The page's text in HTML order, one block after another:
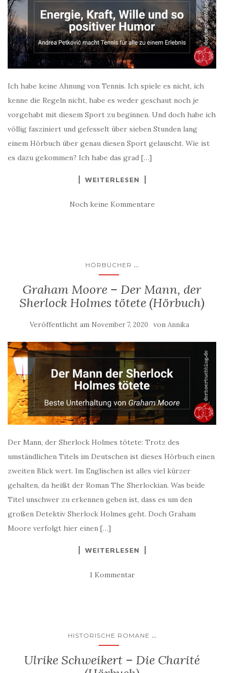
Ich habe keine Ahnung von Tennis. Ich spiele es nicht, ich
kenne die Regeln nicht, habe es weder geschaut noch je
vorgehabt mit diesem Sport zu beginnen. Und doch habe ich
völlig fasziniert und gefesselt über sieben Stunden lang
einem Hörbuch über genau diesen Sport gelauscht. Wie ist
es dazu gekommen? Ich habe das grad […]
WEITERLESEN
Noch keine Kommentare
HÖRBÜCHER ...
Graham Moore – Der Mann, der
Sherlock Holmes tötete (Hörbuch)
Veröffentlicht am November 7, 2020 von Annika
Der Mann, der Sherlock Holmes tötete: Trotz des
umständlichen Titels im Deutschen ist dieses Hörbuch einen
zweiten Blick wert. Im Englischen ist alles viel kürzer
gehalten, da heißt der Roman The Sherlockian. Was beide
Titel unschwer zu erkennen geben ist, dass es um den
großen Detektiv Sherlock Holmes geht. Doch Graham
Moore verfolgt hier einen […]
WEITERLESEN
1 Kommentar
HISTORISCHE ROMANE ...
Ulrike Schweikert – Die Charité